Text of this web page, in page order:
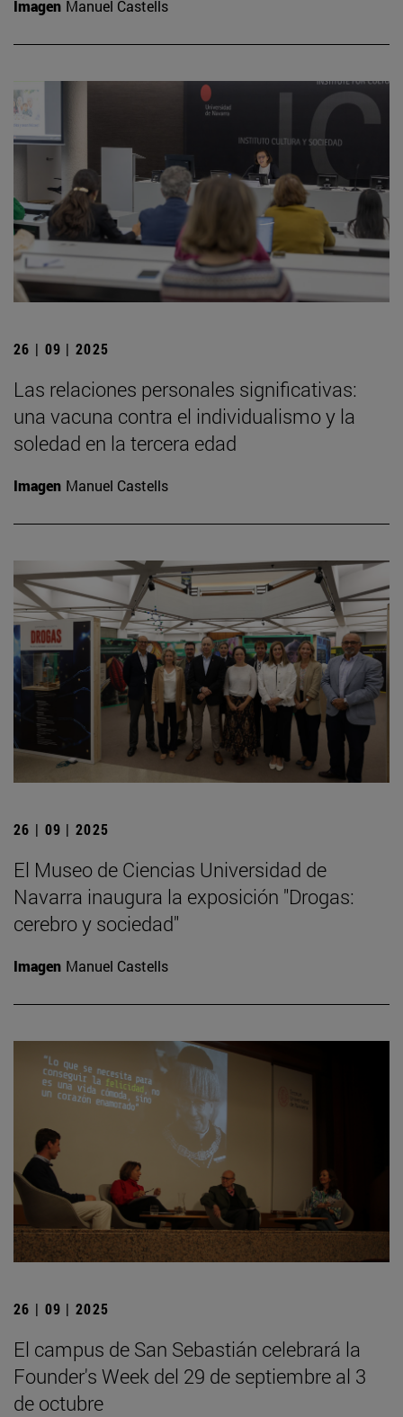
Imagen Manuel Castells
26 | 09 | 2025
Las relaciones personales significativas:
una vacuna contra el individualismo y la
soledad en la tercera edad
Imagen Manuel Castells
26 | 09 | 2025
El Museo de Ciencias Universidad de
Navarra inaugura la exposición "Drogas:
cerebro y sociedad"
Imagen Manuel Castells
26 | 09 | 2025
El campus de San Sebastián celebrará la
Founder's Week del 29 de septiembre al 3
de octubre